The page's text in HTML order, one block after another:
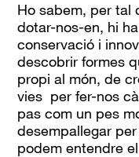
Ho sabem, per tal
dotar-nos-en, hi
conservació i
descobrir formes
propi al món, de
vies per fer-nos
pas com un pes
desempallegar
podem entendre